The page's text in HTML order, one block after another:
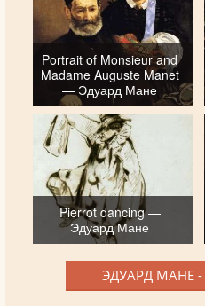
Portrait of Monsieur and
Madame Auguste Manet
— Эдуард Мане
Pierrot dancing —
Эдуард Мане
ЭДУАРД МАНЕ